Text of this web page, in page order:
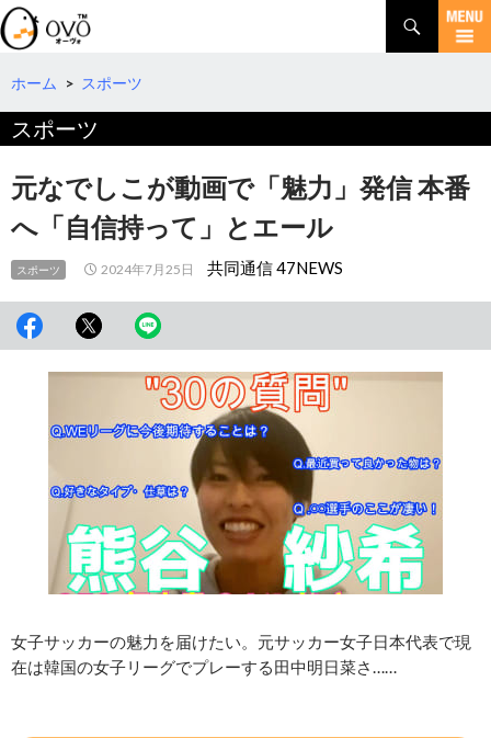
検
索
コ
テ
へ
動
ホーム > スポーツ
スポーツ
元なでしこが動画で「魅力」発信 本番
へ「自信持って」とエール
スポーツ 2024年7月25日 共同通信 47NEWS
女子サッカーの魅力を届けたい。元サッカー女子日本代表で現
在は韓国の女子リーグでプレーする田中明日菜さ……